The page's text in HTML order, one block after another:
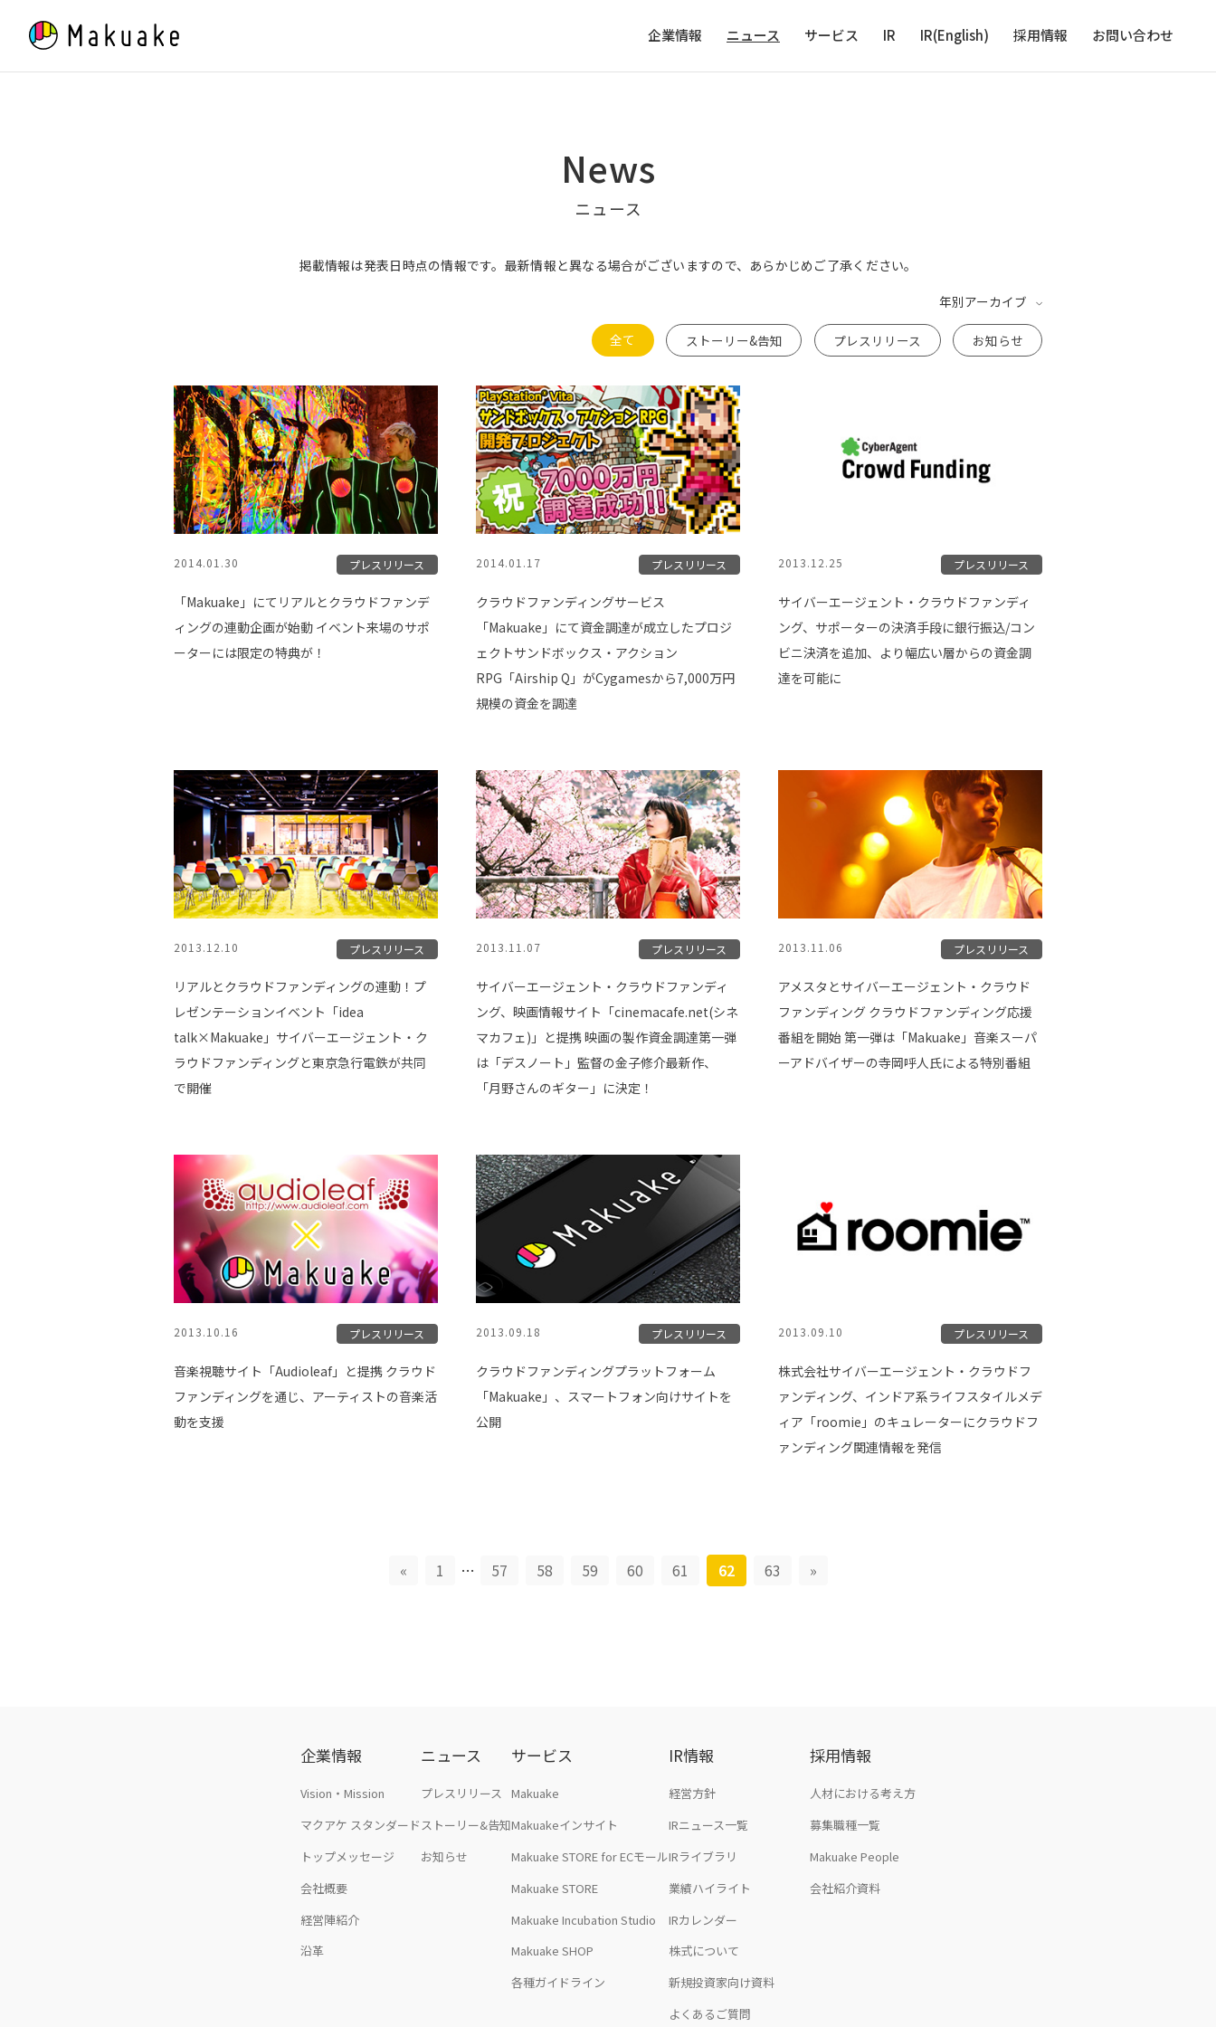
企業情報 ニュース サービス IR IR(English) 採用情報 お問い合わせ
News
ニュース
掲載情報は発表日時点の情報です。最新情報と異なる場合がございますので、あらかじめご了承ください。
年別アーカイブ
全て ストーリー&告知 プレスリリース お知らせ
2014.01.30 プレスリリース
「Makuake」にてリアルとクラウドファンデ
ィングの連動企画が始動 イベント来場のサポ
ーターには限定の特典が！
2014.01.17 プレスリリース
クラウドファンディングサービス
「Makuake」にて資金調達が成立したプロジ
ェクトサンドボックス・アクション
RPG「Airship Q」がCygamesから7,000万円
規模の資金を調達
2013.12.25 プレスリリース
サイバーエージェント・クラウドファンディ
ング、サポーターの決済手段に銀行振込/コン
ビニ決済を追加、より幅広い層からの資金調
達を可能に
2013.12.10 プレスリリース
リアルとクラウドファンディングの連動！プ
レゼンテーションイベント「idea
talk×Makuake」サイバーエージェント・ク
ラウドファンディングと東京急行電鉄が共同
で開催
2013.11.07 プレスリリース
サイバーエージェント・クラウドファンディ
ング、映画情報サイト「cinemacafe.net(シネ
マカフェ)」と提携 映画の製作資金調達第一弾
は「デスノート」監督の金子修介最新作、
「月野さんのギター」に決定！
2013.11.06 プレスリリース
アメスタとサイバーエージェント・クラウド
ファンディング クラウドファンディング応援
番組を開始 第一弾は「Makuake」音楽スーパ
ーアドバイザーの寺岡呼人氏による特別番組
2013.10.16 プレスリリース
音楽視聴サイト「Audioleaf」と提携 クラウド
ファンディングを通じ、アーティストの音楽活
動を支援
2013.09.18 プレスリリース
クラウドファンディングプラットフォーム
「Makuake」、スマートフォン向けサイトを
公開
2013.09.10 プレスリリース
株式会社サイバーエージェント・クラウドフ
ァンディング、インドア系ライフスタイルメデ
ィア「roomie」のキュレーターにクラウドフ
ァンディング関連情報を発信
« 1 … 57 58 59 60 61 62 63 »
企業情報
Vision・Mission
マクアケ スタンダード
トップメッセージ
会社概要
経営陣紹介
沿革
ニュース
プレスリリース
ストーリー&告知
お知らせ
サービス
Makuake
Makuakeインサイト
Makuake STORE for ECモール
Makuake STORE
Makuake Incubation Studio
Makuake SHOP
各種ガイドライン
IR情報
経営方針
IRニュース一覧
IRライブラリ
業績ハイライト
IRカレンダー
株式について
新規投資家向け資料
よくあるご質問
採用情報
人材における考え方
募集職種一覧
Makuake People
会社紹介資料